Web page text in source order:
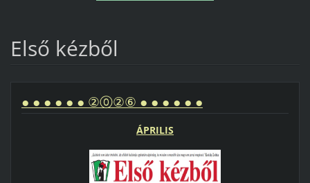
Első kézből
● ● ● ● ● ● ②⓪②⑥ ● ● ● ● ● ●
ÁPRILIS